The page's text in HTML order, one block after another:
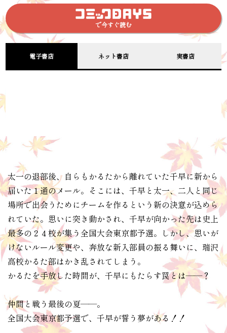
で今すぐ読む
電子書店 ネット書店 実書店
太一の退部後、自らもかるたから離れていた千早に新から
届いた１通のメール。そこには、千早と太一、二人と同じ
場所で出会うためにチームを作るという新の決意が込めら
れていた。思いに突き動かされ、千早が向かった先は史上
最多の２４校が集う全国大会東京都予選。しかし、思いが
けないルール変更や、奔放な新入部員の振る舞いに、瑞沢
高校かるた部はかき乱されてしまう。
かるたを手放した時間が、千早にもたらす罠とは――？
仲間と戦う最後の夏――。
全国大会東京都予選で、千早が誓う夢がある！！